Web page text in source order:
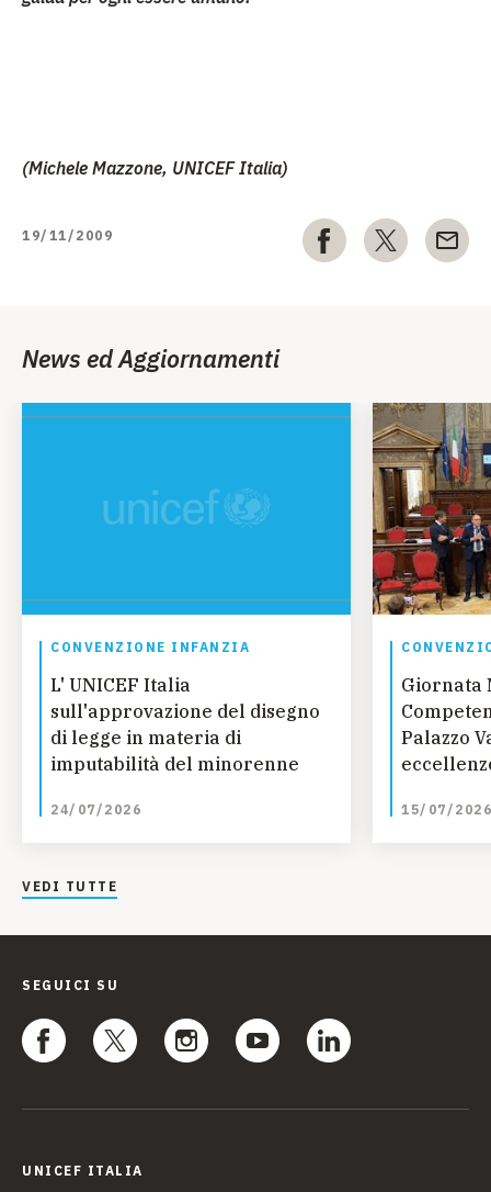
(Michele Mazzone, UNICEF Italia)
19/11/2009
News ed Aggiornamenti
CONVENZIONE INFANZIA
L' UNICEF Italia
sull'approvazione del disegno
di legge in materia di
imputabilità del minorenne
24/07/2026
Giornata
Palazzo
15/07/2026
VEDI TUTTE
SEGUICI SU
UNICEF ITALIA